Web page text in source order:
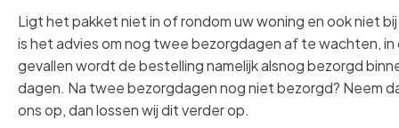
Ligt het pakket niet in of rondom uw woning en ook niet
is het advies om nog twee bezorgdagen af te wachten,
gevallen wordt de bestelling namelijk alsnog bezorgd
dagen. Na twee bezorgdagen nog niet bezorgd? Neem
ons op, dan lossen wij dit verder op.